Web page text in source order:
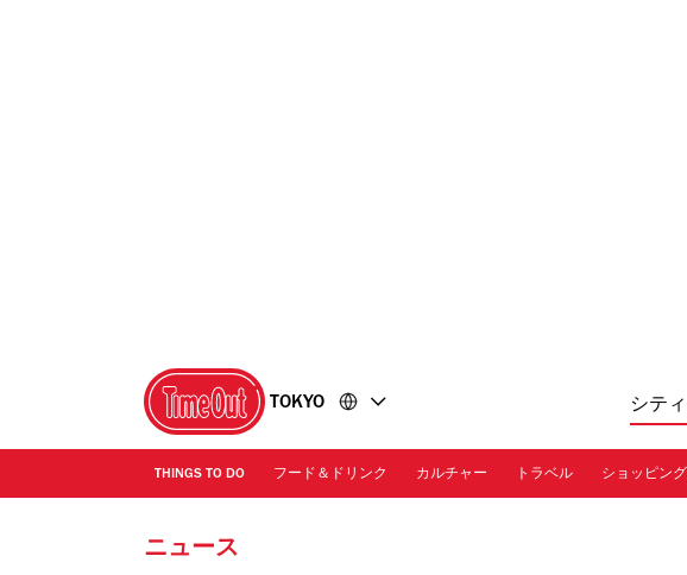
TOKYO シテ
THINGS TO DO フード＆ドリンク カルチャー トラベル ショッピン
ニュース